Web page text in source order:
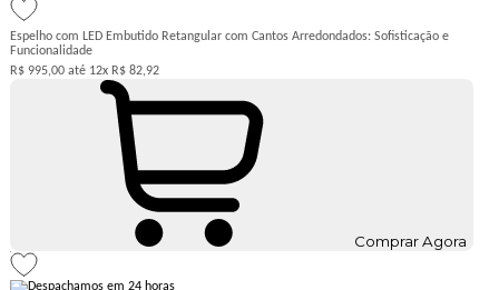
Espelho com LED Embutido Retangular com Cantos Arredondados: Sofisticação e
Funcionalidade
R$ 995,00
12x R$ 82,92
Comprar Agora